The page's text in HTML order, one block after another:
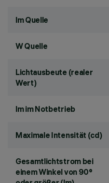
lm Quelle
W Quelle
Lichtausbeute (realer
Wert)
lm im Notbetrieb
Maximale Intensität (cd)
Gesamtlichtstrom bei
einem Winkel von 90°